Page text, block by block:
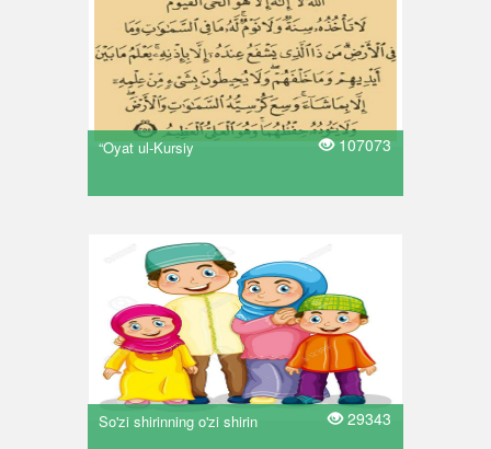
“Oyat ul-Kursiy 107073
So'zi shirinning o'zi shirin 29343